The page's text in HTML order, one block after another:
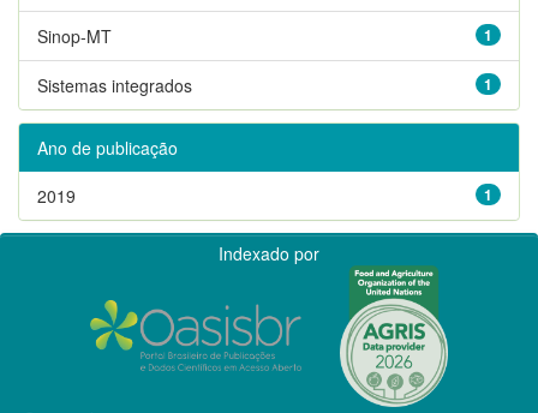
1
Sinop-MT
1
Sistemas integrados
Ano de publicação
1
2019
Indexado por